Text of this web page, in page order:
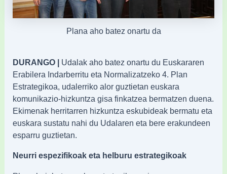
Plana aho batez onartu da
DURANGO | Udalak aho batez onartu du Euskararen
Erabilera Indarberritu eta Normalizatzeko 4. Plan
Estrategikoa, udalerriko alor guztietan euskara
komunikazio-hizkuntza gisa finkatzea bermatzen duena.
Ekimenak herritarren hizkuntza eskubideak bermatu eta
euskara sustatu nahi du Udalaren eta bere erakundeen
esparru guztietan.
Neurri espezifikoak eta helburu estrategikoak